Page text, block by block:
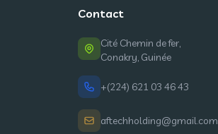
Contact
Cité Chemin de fer,
Conakry, Guinée
+(224) 621 03 46 43
aftechholding@gmail.com